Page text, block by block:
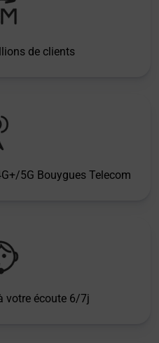
de clients
5G Bouygues Telecom
votre écoute 6/7j